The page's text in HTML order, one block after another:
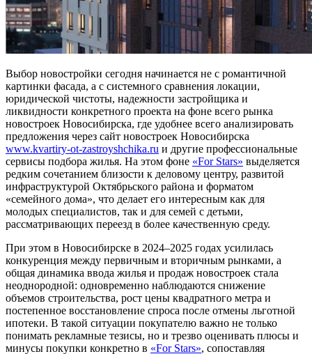
Выбор новостройки сегодня начинается не с романтичной
картинки фасада, а с системного сравнения локации,
юридической чистоты, надежности застройщика и
ликвидности конкретного проекта на фоне всего рынка
новостроек Новосибирска, где удобнее всего анализировать
предложения через сайт новостроек Новосибирска
www.kvartiry-ot-zastroyshchika.ru и другие профессиональные
сервисы подбора жилья. На этом фоне «For Stars» выделяется
редким сочетанием близости к деловому центру, развитой
инфраструктурой Октябрьского района и форматом
«семейного дома», что делает его интересным как для
молодых специалистов, так и для семей с детьми,
рассматривающих переезд в более качественную среду.
При этом в Новосибирске в 2024–2025 годах усилилась
конкуренция между первичным и вторичным рынками, а
общая динамика ввода жилья и продаж новостроек стала
неоднородной: одновременно наблюдаются снижение
объемов строительства, рост цены квадратного метра и
постепенное восстановление спроса после отмены льготной
ипотеки. В такой ситуации покупателю важно не только
понимать рекламные тезисы, но и трезво оценивать плюсы и
минусы покупки конкретно в «For Stars», сопоставляя